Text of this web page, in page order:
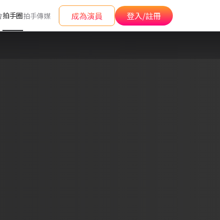
拍手圈拍手傳媒 成為演員 登入/註冊